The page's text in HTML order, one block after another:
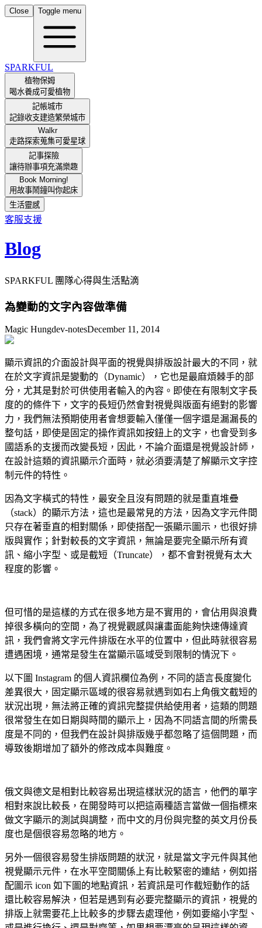
Close Toggle menu
SPARKFUL
植物保姆
喝水養成可愛植物
記帳城市
記錄收支建造繁榮城市
Walkr
走路探索蒐集可愛星球
記事探險
讓待辦事項充滿樂趣
Book Morning!
用故事鬧鐘叫你起床
生活靈感
客服支援
Blog
SPARKFUL 團隊心得與生活點滴
為變動的文字內容做準備
Magic Hungdev-notesDecember 11, 2014
顯示資訊的介面設計與平面的視覺與排版設計最大的不同，就
在於文字資訊是變動的（Dynamic），它也是最麻煩棘手的部
分，尤其是對於可供使用者輸入的內容。即使在有限制文字長
度的的條件下，文字的長短仍然會對視覺與版面有絕對的影響
力，我們無法預期使用者會想要輸入僅僅一個字還是漏漏長的
整句話，即使是固定的操作資訊如按鈕上的文字，也會受到多
國語系的支援而改變長短，因此，不論介面還是視覺設計師，
在設計這類的資訊顯示介面時，就必須要清楚了解顯示文字控
制元件的特性。
因為文字橫式的特性，最安全且沒有問題的就是重直堆疊
（stack）的顯示方法，這也是最常見的方法，因為文字元件間
只存在著垂直的相對關係，即使搭配一張顯示圖示，也很好排
版與實作；針對較長的文字資訊，無論是要完全顯示所有資
訊、縮小字型、或是截短（Truncate），都不會對視覺有太大
程度的影響。
但可惜的是這樣的方式在很多地方是不實用的，會佔用與浪費
掉很多橫向的空間，為了視覺觀感與讓畫面能夠快速傳達資
訊，我們會將文字元件排版在水平的位置中，但此時就很容易
遭遇困境，通常是發生在當顯示區域受到限制的情況下。
以下圖 Instagram 的個人資訊欄位為例，不同的語言長度變化
差異很大，固定顯示區域的很容易就遇到如右上角俄文截短的
狀況出現，無法將正確的資訊完整提供給使用者，這類的問題
很常發生在如日期與時間的顯示上，因為不同語言間的所需長
度是不同的，但我們在設計與排版幾乎都忽略了這個問題，而
導致後期增加了額外的修改成本與難度。
俄文與德文是相對比較容易出現這樣狀況的語言，他們的單字
相對來說比較長，在開發時可以把這兩種語言當做一個指標來
做文字顯示的測試與調整，而中文的月份與完整的英文月份長
度也是個很容易忽略的地方。
另外一個很容易發生排版問題的狀況，就是當文字元件與其他
視覺顯示元件，在水平空間關係上有比較緊密的連結，例如搭
配圖示 icon 如下圖的地點資訊，若資訊是可作截短動作的話
還比較容易解決，但若是遇到有必要完整顯示的資訊，視覺的
排版上就需要花上比較多的步驟去處理他，例如要縮小字型、